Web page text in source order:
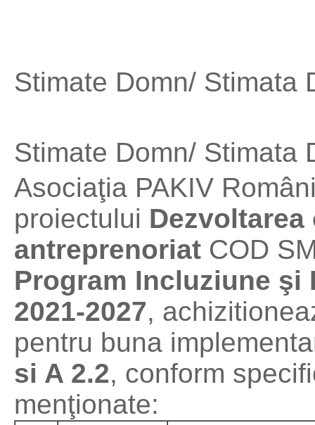
Stimate Domn/ Stimata
Stimate Domn/ Stimata
Asociaţia PAKIV
proiectului
antreprenoriat COD
Program Incluziune şi
2021-2027,
pentru buna
si A 2.2, conform
menţionate: